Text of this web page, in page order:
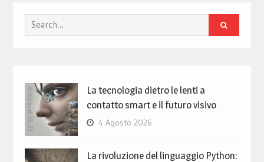
Search
for:
La tecnologia dietro le lenti a
contatto smart e il futuro visivo
4 Agosto 2026
La rivoluzione del linguaggio Python: